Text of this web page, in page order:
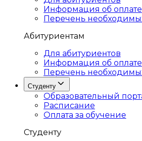
Информация об оплате
Перечень
Абитуриентам
Для абитуриентов
Информация об оплате
Перечень
Студенту
Образовательный
Расписание
Оплата за обучение
Студенту